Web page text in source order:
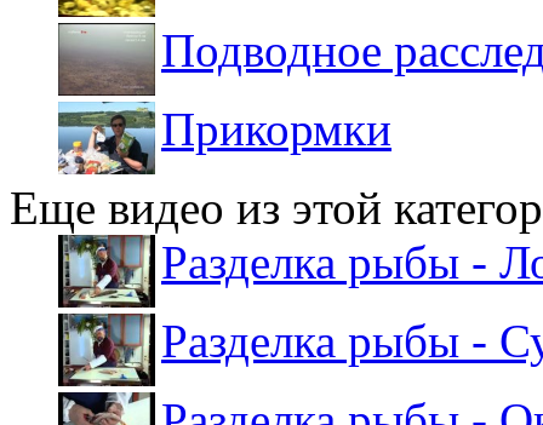
Подводное
Прикормки
Еще видео из этой
Разделка рыбы -
Разделка рыбы -